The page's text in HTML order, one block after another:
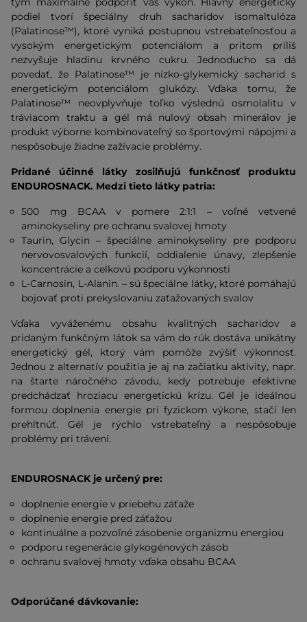
podiel tvorí špeciálny druh sacharidov isomaltulóza
(Palatinose™), ktoré vyniká postupnou vstrebateľnosťou a
vysokým energetickým potenciálom a pritom príliš
nezvyšuje hladinu krvného cukru. Jednoducho sa dá
povedať, že Palatinose™ je nízko-glykemický sacharid s
energetickým potenciálom glukózy. Vďaka tomu, že
Palatinose™ neovplyvňuje toľko výslednú osmolalitu v
tráviacom traktu a gél má nulový obsah minerálov je
produkt výborne kombinovateľný so športovými nápojmi a
nespôsobuje žiadne zažívacie problémy.
Pridané účinné látky zosilňujú funkčnosť produktu
ENDUROSNACK. Medzi tieto látky patria:
500 mg BCAA v pomere 2:1:1 – voľné vetvené
aminokyseliny pre ochranu svalovej hmoty
Taurin, Glycin – špeciálne aminokyseliny pre podporu
nervovosvalových funkcií, oddialenie únavy, zlepšenie
koncentrácie a celkovú podporu výkonnosti
L-Carnosin, L-Alanin. – sú špeciálne látky, ktoré pomáhajú
bojovať proti prekyslovaniu zaťažovaných svalov
Vďaka vyváženému obsahu kvalitných sacharidov a
pridaným funkčným látok sa vám do rúk dostáva unikátny
energetický gél, ktorý vám pomôže zvýšiť výkonnosť.
Jednou z alternatív použitia je aj na začiatku aktivity, napr.
na štarte náročného závodu, kedy potrebuje efektívne
predchádzať hroziacu energetickú krízu. Gél je ideálnou
formou doplnenia energie pri fyzickom výkone, stačí len
prehltnúť. Gél je rýchlo vstrebateľný a nespôsobuje
problémy pri trávení.
ENDUROSNACK je určený pre:
doplnenie energie v priebehu záťaže
doplnenie energie pred záťažou
kontinuálne a pozvoľné zásobenie organizmu energiou
podporu regenerácie glykogénových zásob
ochranu svalovej hmoty vďaka obsahu BCAA
Odporúčané dávkovanie: